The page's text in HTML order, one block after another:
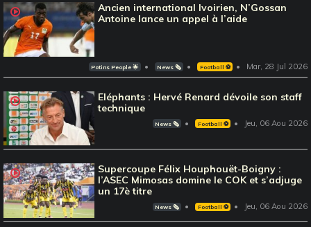
Ancien international Ivoirien, N’Gossan
Antoine lance un appel à l’aide
Potins People 🌟 News 🗞️ Football ⚽️ Mar, 28 Jul 2026
Eléphants : Hervé Renard dévoile son staff
technique
News 🗞️ Football ⚽️ Jeu, 06 Aou 2026
Supercoupe Félix Houphouët-Boigny :
l’ASEC Mimosas domine le COK et s’adjuge
un 17è titre
News 🗞️ Football ⚽️ Jeu, 06 Aou 2026